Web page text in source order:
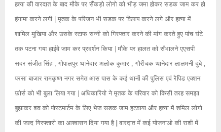
हत्या की वारदात के बाद मौके पर सैंकड़ो लोगो को भीड़ जमा होकर सडक जाम कर हो
हंगामा करने लगी | मृतक के परिजन भी सडक पर विलाप करने लगे और हत्या में
शामिल मुखिया और उसके स्टाफ सन्नी को गिरफ्तार करने की मांग करते हुए पांच घंटे
तक पटना गया हाईवे जाम कर प्रदर्शन किया | मौके पर हालत को सँभालने एएसपी
सदर संजीत सिंह , गोपालपुर थानेदार अलोक कुमार , गौरीचक थानेदार लालमनी दुबे ,
परसा बाजार रामकृष्ण नगर समेत आस पास के कई थानों की पुलिस एवं रैपिड एक्शन
फ़ोर्स को भी बुला लिया गया | अधिकारियो ने मृतक के परिवार को किसी तरह समझा
बुझाकर शव को पोस्टमार्टम के लिए भेज सडक जाम हटवाया और हत्या में शमिल लोगो
की जल्द गिरफ्तारी का आश्वासन दिया गया है | वारदात में कई योजनाओ की राशी में